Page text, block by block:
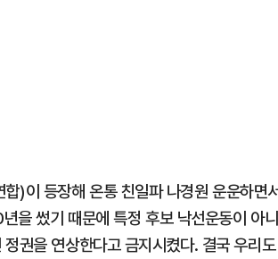
)이 등장해 온통 친일파 나경원 운운하면
을 썼기 때문에 특정 후보 낙선운동이 아니
권을 연상한다고 금지시켰다. 결국 우리도